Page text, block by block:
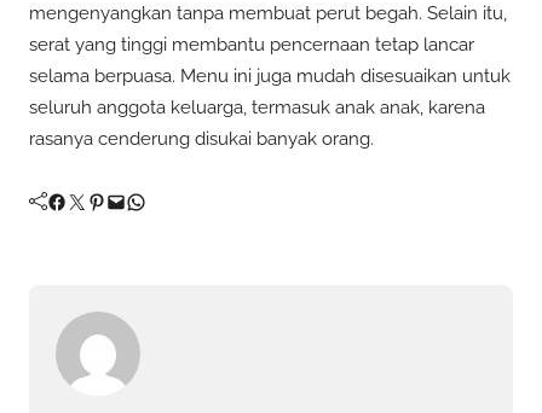
mengenyangkan tanpa membuat perut begah. Selain itu,
serat yang tinggi membantu pencernaan tetap lancar
selama berpuasa. Menu ini juga mudah disesuaikan untuk
seluruh anggota keluarga, termasuk anak anak, karena
rasanya cenderung disukai banyak orang.
Facebook Twitter Pinterest Mail WhatsApp